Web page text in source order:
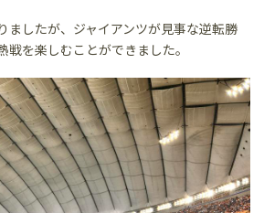
ましたが、ジャイアンツが見事な逆転勝
戦を楽しむことができました。